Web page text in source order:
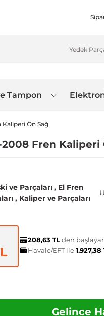
Tampon
Kaliperi Ön Sağ
Fren Kaliperi
ve Parçaları , El Fren
, Kaliper ve Parçaları
208,63 TLden
Havale/EFT ile1.927,38
Gelince